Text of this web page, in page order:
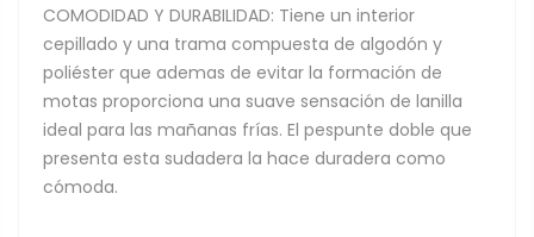
COMODIDAD Y DURABILIDAD: Tiene un interior
cepillado y una trama compuesta de algodón y
poliéster que ademas de evitar la formación de
motas proporciona una suave sensación de lanilla
ideal para las mañanas frías. El pespunte doble que
presenta esta sudadera la hace duradera como
cómoda.